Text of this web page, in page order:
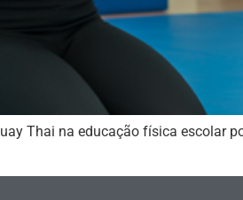
Thai na educação física escolar